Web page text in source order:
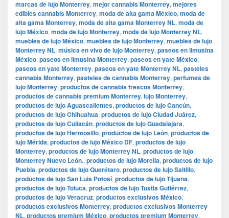
marcas de lujo Monterrey, mejor cannabis Monterrey, mejores
edibles cannabis Monterrey, moda de alta gama México, moda de
alta gama Monterrey, moda de alta gama Monterrey NL, moda de
lujo México, moda de lujo Monterrey, moda de lujo Monterrey NL,
muebles de lujo México, muebles de lujo Monterrey, muebles de lujo
Monterrey NL, música en vivo de lujo Monterrey, paseos en limusina
México, paseos en limusina Monterrey, paseos en yate México,
paseos en yate Monterrey, paseos en yate Monterrey NL, pasteles
cannabis Monterrey, pasteles de cannabis Monterrey, perfumes de
lujo Monterrey, productos de cannabis frescos Monterrey,
productos de cannabis premium Monterrey. lujo Monterrey,
productos de lujo Aguascalientes, productos de lujo Cancún,
productos de lujo Chihuahua, productos de lujo Ciudad Juárez,
productos de lujo Culiacán, productos de lujo Guadalajara,
productos de lujo Hermosillo, productos de lujo León, productos de
lujo Mérida, productos de lujo México DF, productos de lujo
Monterrey, productos de lujo Monterrey NL, productos de lujo
Monterrey Nuevo León., productos de lujo Morelia, productos de lujo
Puebla, productos de lujo Querétaro, productos de lujo Saltillo,
productos de lujo San Luis Potosí, productos de lujo Tijuana,
productos de lujo Toluca, productos de lujo Tuxtla Gutiérrez,
productos de lujo Veracruz, productos exclusivos México,
productos exclusivos Monterrey, productos exclusivos Monterrey
NL, productos premium México, productos premium Monterrey,